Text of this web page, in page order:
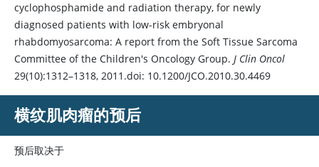
cyclophosphamide and radiation therapy, for newly
diagnosed patients with low-risk embryonal
rhabdomyosarcoma: A report from the Soft Tissue Sarcoma
Committee of the Children's Oncology Group. J Clin Oncol
29(10):1312–1318, 2011.doi: 10.1200/JCO.2010.30.4469
横纹肌肉瘤的预后
预后取决于